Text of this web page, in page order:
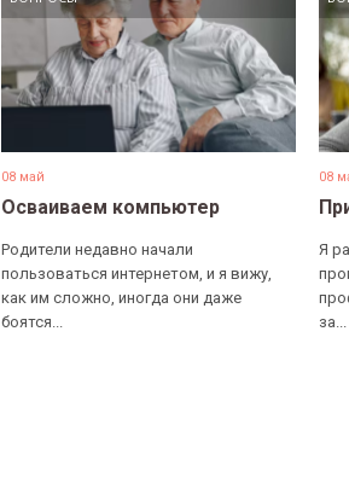
08 май
Осваиваем компьютер
Родители недавно начали
пользоваться интернетом, и я вижу,
как им сложно, иногда они даже
боятся...
08
Я
за...